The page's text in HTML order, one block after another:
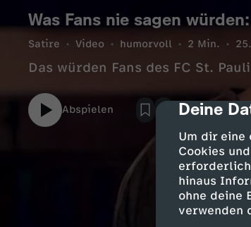
cmp-
Deine
Um dir eine
Cookies
erforderlich
hinaus
ohne deine
verwenden
Was Fans nie sagen
Satire Video humorvoll 2 Min.
Das würden Fans des FC St.
Abspielen